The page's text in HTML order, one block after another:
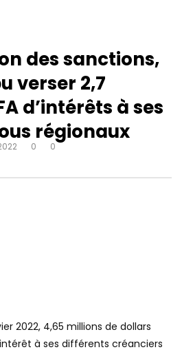
des sanctions,
verser 2,7
d’intérêts à ses
régionaux
0 0
2022, 4,65 millions de dollars
à ses différents créanciers